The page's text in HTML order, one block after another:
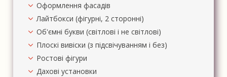
Оформлення фасадів
Лайтбокси (фігурні, 2 сторонні)
Об'ємні букви (світлові і не світлові)
Плоскі вивіски (з підсвічуванням і без)
Ростові фігури
Дахові установки